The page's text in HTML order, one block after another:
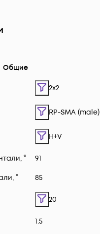
Общие
2x2
RP-SMA (male)
H+V
° 91
° 85
20
1.5